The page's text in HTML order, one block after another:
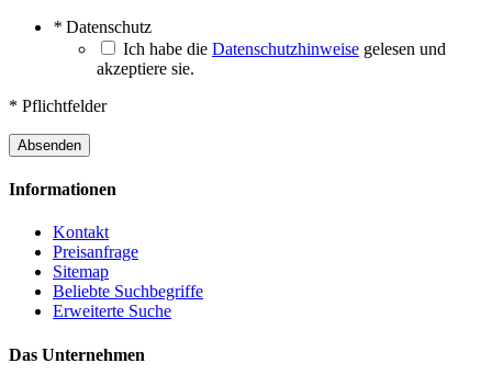
* Datenschutz
Ich habe die Datenschutzhinweise gelesen und
akzeptiere sie.
* Pflichtfelder
Absenden
Informationen
Kontakt
Preisanfrage
Sitemap
Beliebte Suchbegriffe
Erweiterte Suche
Das Unternehmen